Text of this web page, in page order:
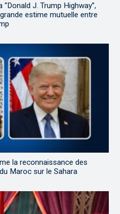
J. Trump Highway”,
estime mutuelle entre
la reconnaissance des
Maroc sur le Sahara